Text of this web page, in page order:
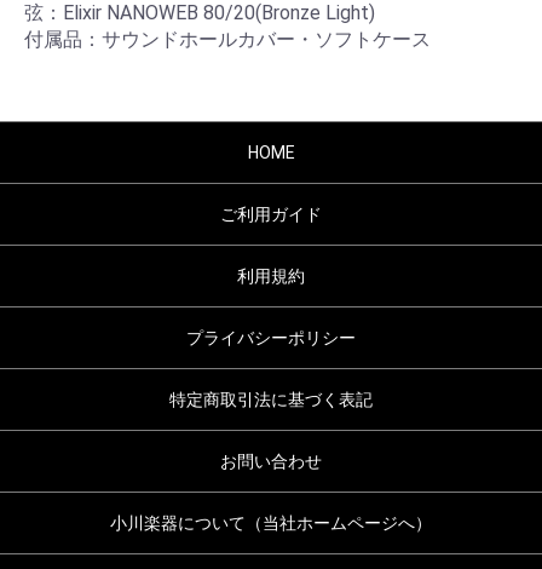
弦：Elixir NANOWEB 80/20(Bronze Light)
付属品：サウンドホールカバー・ソフトケース
HOME
ご利用ガイド
利用規約
プライバシーポリシー
特定商取引法に基づく表記
お問い合わせ
小川楽器について（当社ホームページへ）